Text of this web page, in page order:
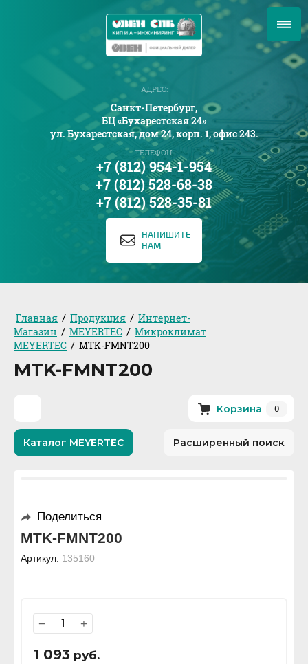
АДРЕС:
Санкт-Петербург,
БЦ «Бухарестская 24»
ул. Бухарестская, дом 24, корп. 1, офис 243.
ТЕЛЕФОН:
+7 (812) 954-1-954
+7 (812) 528-68-38
+7 (812) 528-35-81
НАПИШИТЕ
НАМ
Главная / Продукция / Интернет-
Магазин / MEYERTEC / Микроклимат
MEYERTEC / MTK-FMNT200
MTK-FMNT200
Корзина 0
Каталог MEYERTEC Расширенный поиск
Поделиться
MTK-FMNT200
Артикул: 135160
− +
1 093 руб.